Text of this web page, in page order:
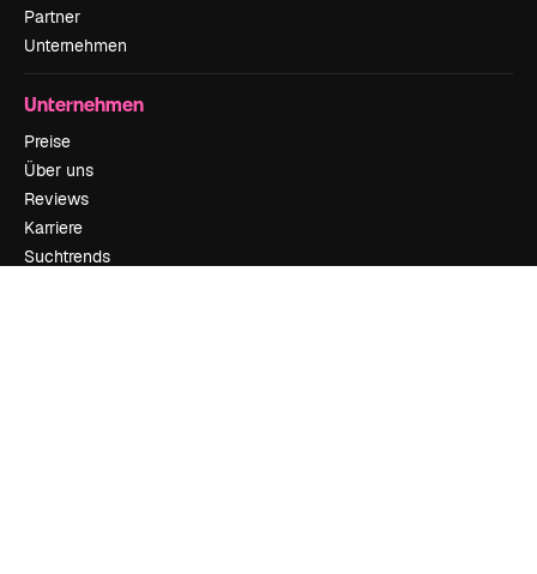
Partner
Unternehmen
Unternehmen
Preise
Über uns
Reviews
Karriere
Suchtrends